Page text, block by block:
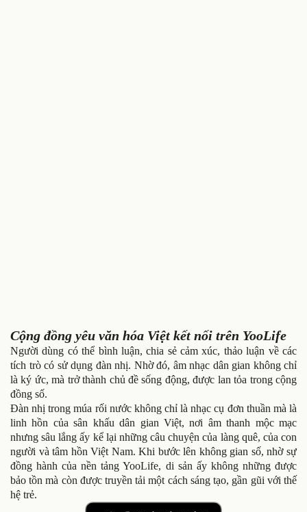
Cộng đồng yêu văn hóa Việt kết nối trên YooLife
Người dùng có thể bình luận, chia sẻ cảm xúc, thảo luận về các
tích trò có sử dụng đàn nhị. Nhờ đó, âm nhạc dân gian không chỉ
là ký ức, mà trở thành chủ đề sống động, được lan tỏa trong cộng
đồng số.
Đàn nhị trong múa rối nước không chỉ là nhạc cụ đơn thuần mà là
linh hồn của sân khấu dân gian Việt, nơi âm thanh mộc mạc
nhưng sâu lắng ấy kể lại những câu chuyện của làng quê, của con
người và tâm hồn Việt Nam. Khi bước lên không gian số, nhờ sự
đồng hành của nền tảng YooLife, di sản ấy không những được
bảo tồn mà còn được truyền tải một cách sáng tạo, gần gũi với thế
hệ trẻ.